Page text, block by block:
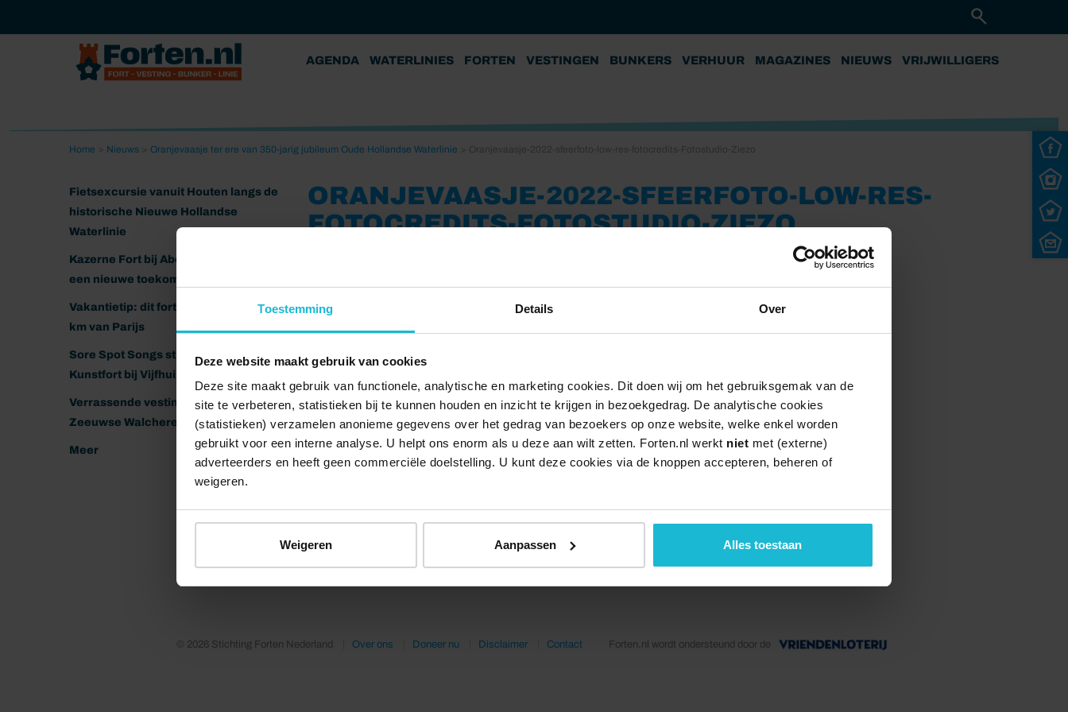
Toestemming Details Over
Deze website maakt gebruik van cookies
Deze site maakt gebruik van functionele, analytische en marketing cookies. Dit doen wij om het gebruiksgemak van de
site te verbeteren, statistieken bij te kunnen houden en inzicht te krijgen in bezoekgedrag. De analytische cookies
(statistieken) verzamelen anonieme gegevens over het gedrag van bezoekers op onze website, welke enkel worden
gebruikt voor een interne analyse. U helpt ons enorm als u deze aan wilt zetten. Forten.nl werkt niet met (externe)
adverteerders en heeft geen commerciële doelstelling. U kunt deze cookies via de knoppen accepteren, beheren of
weigeren.
Weigeren Aanpassen Alles toestaan
AGENDA WATERLINIES FORTEN VESTINGEN BUNKERS VERHUUR MAGAZINES NIEUWS VRIJWILLIGERS
Home Nieuws Oranjevaasje ter ere van 350-jarig jubileum Oude Hollandse Waterlinie
Fietsexcursie vanuit Houten langs de
historische Nieuwe Hollandse
Waterlinie
Kazerne Fort bij Abcoude klaar voor
een nieuwe toekomst
Vakantietip: dit fort ligt nog geen 20
km van Parijs
Sore Spot Songs strijkt neer op het
Kunstfort bij Vijfhuizen
Verrassende vestingen van het
Zeeuwse Walcheren
Meer
ORANJEVAASJE-2022-SFEERFOTO-LOW-RES-
FOTOCREDITS-FOTOSTUDIO-ZIEZO
© 2026 Stichting Forten Nederland Over ons Doneer nu Disclaimer Contact Forten.nl wordt ondersteund door de